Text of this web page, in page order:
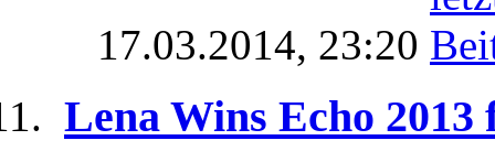
17.03.2014, 23:20
Lena Wins Echo 2013